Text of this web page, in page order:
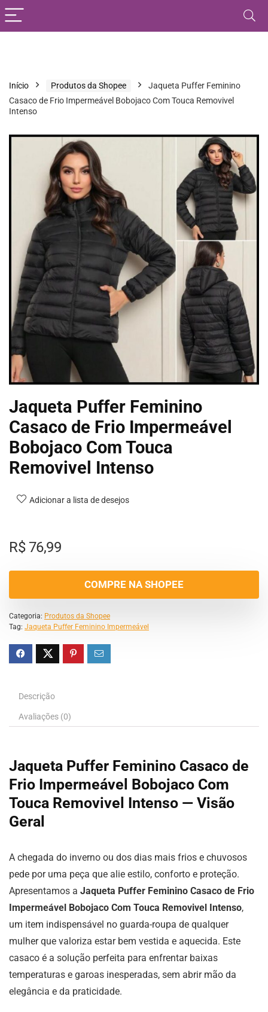
Início Produtos da Shopee
Jaqueta Puffer Feminino
Casaco de Frio Impermeável Bobojaco Com Touca Removivel
Intenso
Jaqueta Puffer Feminino
Casaco de Frio Impermeável
Bobojaco Com Touca
Removivel Intenso
Adicionar a lista de desejos
R$76,99
COMPRE NA SHOPEE
Categoria: Produtos da Shopee
Tag: Jaqueta Puffer Feminino Impermeável
Descrição
Avaliações (0)
Jaqueta Puffer Feminino Casaco de
Frio Impermeável Bobojaco Com
Touca Removivel Intenso — Visão
Geral
A chegada do inverno ou dos dias mais frios e chuvosos
pede por uma peça que alie estilo, conforto e proteção.
Apresentamos a Jaqueta Puffer Feminino Casaco de Frio
Impermeável Bobojaco Com Touca Removivel Intenso,
um item indispensável no guarda-roupa de qualquer
mulher que valoriza estar bem vestida e aquecida. Este
casaco é a solução perfeita para enfrentar baixas
temperaturas e garoas inesperadas, sem abrir mão da
elegância e da praticidade.